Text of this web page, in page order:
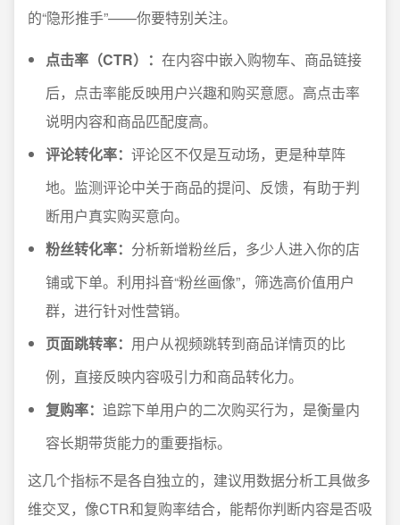
的“隐形推手”——你要特别关注。
点击率（CTR）： 在内容中嵌入购物车、商品链接
后，点击率能反映用户兴趣和购买意愿。高点击率
说明内容和商品匹配度高。
评论转化率： 评论区不仅是互动场，更是种草阵
地。监测评论中关于商品的提问、反馈，有助于判
断用户真实购买意向。
粉丝转化率： 分析新增粉丝后，多少人进入你的店
铺或下单。利用抖音“粉丝画像”，筛选高价值用户
群，进行针对性营销。
页面跳转率： 用户从视频跳转到商品详情页的比
例，直接反映内容吸引力和商品转化力。
复购率： 追踪下单用户的二次购买行为，是衡量内
容长期带货能力的重要指标。
这几个指标不是各自独立的，建议用数据分析工具做多
维交叉，像CTR和复购率结合，能帮你判断内容是否吸